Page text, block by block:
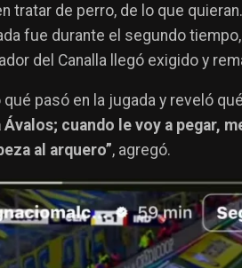
tratar de perro, de lo que
fue durante el segundo
del Canalla llegó exigido y
pasó en la jugada y reveló
cuando le voy a pegar,
al arquero”, agregó.